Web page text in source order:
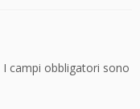
I campi obbligatori sono